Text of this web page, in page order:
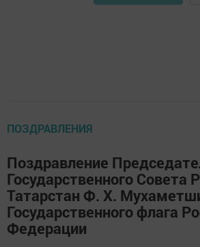
ПОЗДРАВЛЕНИЯ
Поздравление
Государственного Совета
Татарстан Ф. Х.
Государственного флага
Федерации